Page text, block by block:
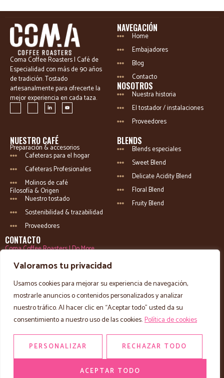
Valoramos tu privacidad
Usamos cookies para mejorar su experiencia de navegación,
mostrarle anuncios o contenidos personalizados y analizar
nuestro tráfico. Al hacer clic en “Aceptar todo” usted da su
consentimiento a nuestro uso de las cookies.Política de cookies
PERSONALIZAR RECHAZAR TODO
ACEPTAR TODO
Coma Coffee Roasters | Café de
Especialidad con más de 90 años
de tradición. Tostado
artesanalmente para ofrecerte la
mejor experiencia en cada taza.
NAVEGACIÓN
Home
Embajadores
Blog
Contacto
NOSOTROS
Nuestra historia
El tostador / instalaciones
Proveedores
NUESTRO CAFÉ
Preparación & accesorios
Cafeteras para el hogar
Cafeteras Profesionales
Molinos de café
Filosofía & Origen
Nuestro tostado
Sostenibilidad & trazabilidad
Proveedores
BLENDS
Blends especiales
Sweet Blend
Delicate Acidity Blend
Floral Blend
Fruity Blend
CONTACTO
Coma Coffee Roasters | Do More
DIRECCIÓN
Carrer Esteve Dolsa Pujal, 39, AD500
CORREO
hola@comacoffeeroasters.com
TELÉFONO
+376 802 610
© 2025 Coma Coffee Roasters •
Todos los derechos reservados |
Andorracon
Política de privacidad
Términos y condiciones
Política de cookies